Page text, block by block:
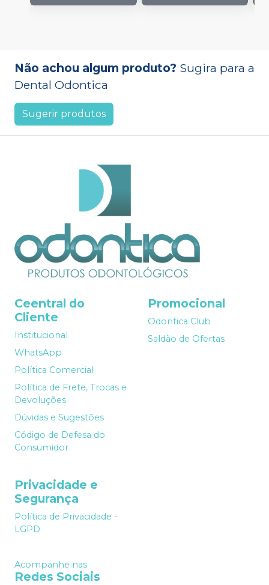
Não achou algum produto? Sugira para a
Dental Odontica
Sugerir produtos
Ceentral do
Cliente
Institucional
WhatsApp
Política Comercial
Política de Frete, Trocas e
Devoluções
Dúvidas e Sugestões
Código de Defesa do
Consumidor
Promocional
Odontica Club
Saldão de Ofertas
Privacidade e
Segurança
Política de Privacidade -
LGPD
Acompanhe nas
Redes Sociais